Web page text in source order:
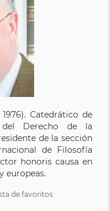
Catedrático de
Derecho de la
de la sección
de Filosofía
honoris causa en
europeas.
de favoritos